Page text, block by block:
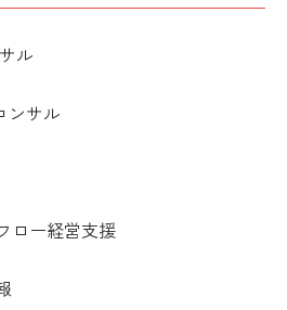
ル
ンサル
ロー経営支援